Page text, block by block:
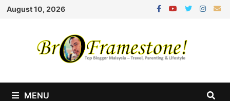
Skip
August 10, 2026
MENU